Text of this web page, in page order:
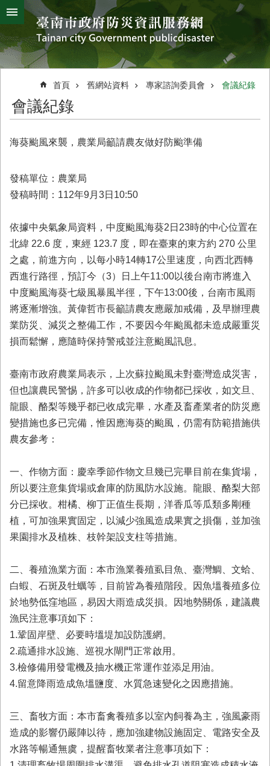
跳到主要內容區塊
搜
尋
進
階
搜
熱
字
颱
風
災
害
救
室
簡
介
災
防
新
聞
業
務
專
區
便
服
務
網
站
導
回
首
頁
市
府
首頁 舊網站資料 專家諮詢委員會 會議紀錄
會議紀錄
海葵颱風來襲，農業局籲請農友做好防颱準備
發稿單位：農業局
發稿時間：112年9月3日10:50
依據中央氣象局資料，中度颱風海葵2日23時的中心位置在
北緯 22.6 度，東經 123.7 度，即在臺東的東方約 270 公里
之處，前進方向，以每小時14轉17公里速度，向西北西轉
西進行路徑，預訂今（3）日上午11:00以後台南市將進入
中度颱風海葵七級風暴風半徑，下午13:00後，台南市風雨
將逐漸增強。黃偉哲市長籲請農友應嚴加戒備，及早辦理農
業防災、減災之整備工作，不要因今年颱風都未造成嚴重災
損而鬆懈，應隨時保持警戒並注意颱風訊息。
臺南市政府農業局表示，上次蘇拉颱風未對臺灣造成災害，
但也讓農民警惕，許多可以收成的作物都已採收，如文旦、
龍眼、酪梨等幾乎都已收成完畢，水產及畜產業者的防災應
變措施也多已完備，惟因應海葵的颱風，仍需有防範措施供
農友參考：
一、作物方面：慶幸季節作物文旦幾已完畢目前在集貨場，
所以要注意集貨場或倉庫的防風防水設施。龍眼、酪梨大部
分已採收。柑橘、柳丁正值生長期，洋香瓜等瓜類多剛種
植，可加強果實固定，以減少強風造成果實之損傷，並加強
果園排水及植株、枝幹架設支柱等措施。
二、養殖漁業方面：本市漁業養殖虱目魚、臺灣鯛、文蛤、
白蝦、石斑及牡蠣等，目前皆為養殖階段。因魚塭養殖多位
於地勢低窪地區，易因大雨造成災損。因地勢關係，建議農
漁民注意事項如下：
1.鞏固岸壁、必要時塭堤加設防護網。
2.疏通排水設施、巡視水閘門正常啟用。
3.檢修備用發電機及抽水機正常運作並添足用油。
4.留意降雨造成魚塭鹽度、水質急速變化之因應措施。
三、畜牧方面：本市畜禽養殖多以室內飼養為主，強風豪雨
造成的影響仍嚴陣以待，應加強建物設施固定、電路安全及
水路等暢通無虞，提醒畜牧業者注意事項如下：